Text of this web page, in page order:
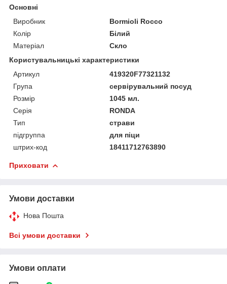
Основні
Виробник
Bormioli Rocco
Колір
Білий
Матеріал
Скло
Користувальницькі характеристики
Артикул
419320F77321132
Група
сервірувальний посуд
Розмір
1045 мл.
Серія
RONDA
Тип
страви
підгруппа
для піци
штрих-код
18411712763890
Приховати
Умови доставки
Нова Пошта
Всі умови доставки
Умови оплати